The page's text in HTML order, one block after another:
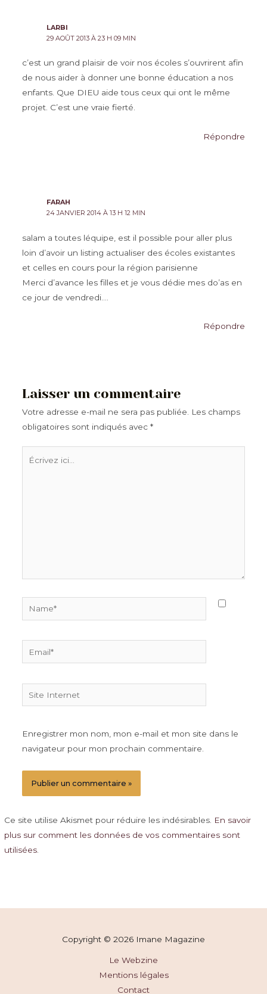
LARBI
29 AOÛT 2013 À 23 H 09 MIN
c’est un grand plaisir de voir nos écoles s’ouvrirent afin
de nous aider à donner une bonne éducation a nos
enfants. Que DIEU aide tous ceux qui ont le même
projet. C’est une vraie fierté.
Répondre
FARAH
24 JANVIER 2014 À 13 H 12 MIN
salam a toutes léquipe, est il possible pour aller plus
loin d’avoir un listing actualiser des écoles existantes
et celles en cours pour la région parisienne
Merci d’avance les filles et je vous dédie mes do’as en
ce jour de vendredi….
Répondre
Laisser un commentaire
Votre adresse e-mail ne sera pas publiée.
Les champs
obligatoires sont indiqués avec *
Site
Internet
Enregistrer mon nom, mon e-mail et mon site dans le
navigateur pour mon prochain commentaire.
Ce site utilise Akismet pour réduire les indésirables. En savoir
plus sur comment les données de vos commentaires sont
utilisées
Copyright © 2026 Imane Magazine
Le Webzine
Mentions légales
Contact